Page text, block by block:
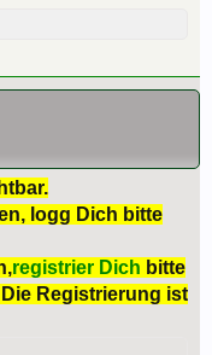
logg Dich bitte
registrier Dich bitte
Registrierung ist